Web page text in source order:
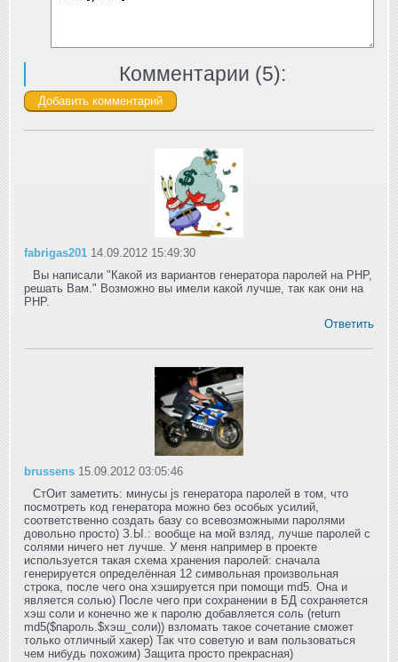
Комментарии (5):
fabrigas201 14.09.2012 15:49:30
Вы написали "Какой из вариантов генератора паролей на PHP,
решать Вам." Возможно вы имели какой лучше, так как они на
PHP.
Ответить
brussens 15.09.2012 03:05:46
СтОит заметить: минусы js генератора паролей в том, что
посмотреть код генератора можно без особых усилий,
соответственно создать базу со всевозможными паролями
довольно просто) З.Ы.: вообще на мой взляд, лучше паролей с
солями ничего нет лучше. У меня например в проекте
используется такая схема хранения паролей: сначала
генерируется определённая 12 символьная произвольная
строка, после чего она хэшируется при помощи md5. Она и
является солью) После чего при сохранении в БД сохраняется
хэш соли и конечно же к паролю добавляется соль (return
md5($пароль.$хэш_соли)) взломать такое сочетание сможет
только отличный хакер) Так что советую и вам пользоваться
чем нибудь похожим) Защита просто прекрасная)